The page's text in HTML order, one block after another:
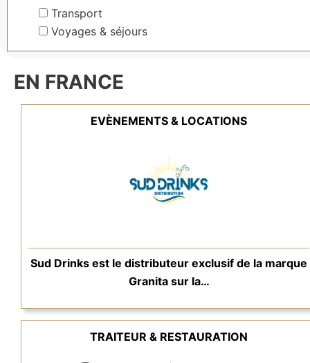
Transport
Voyages & séjours
EN FRANCE
EVÈNEMENTS & LOCATIONS
Sud Drinks est le distributeur exclusif de la marque
Granita sur la…
TRAITEUR & RESTAURATION